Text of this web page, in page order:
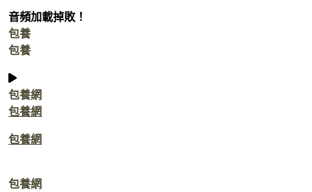
音頻加載掉敗！
包養
包養
包養網
包養網
包養網
包養網